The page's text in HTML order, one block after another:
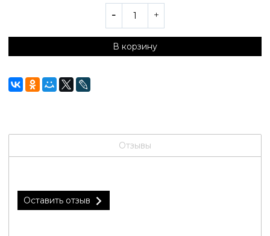
В корзину
Отзывы
Оставить отзыв